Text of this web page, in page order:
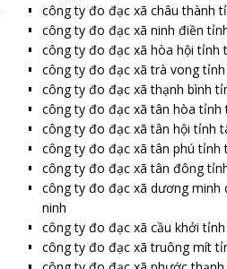
công ty đo đạc xã châu thành
công ty đo đạc xã ninh điền
công ty đo đạc xã hòa hội tỉnh
công ty đo đạc xã trà vong
công ty đo đạc xã thạnh bình
công ty đo đạc xã tân hòa tỉnh
công ty đo đạc xã tân hội tỉnh
công ty đo đạc xã tân phú tỉnh
công ty đo đạc xã tân đông
công ty đo đạc xã dương minh
ninh
công ty đo đạc xã cầu khởi
công ty đo đạc xã truông mít